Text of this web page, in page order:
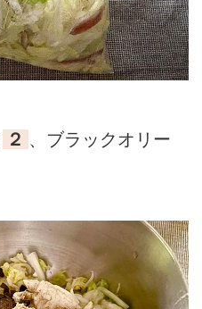
２ 、ブラックオリー